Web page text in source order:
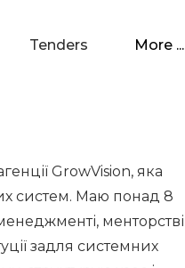
Tenders More ...
GrowVision, яка
систем. Маю понад 8
менторстві
задля системних